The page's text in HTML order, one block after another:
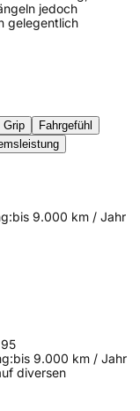
jedoch
gelegentlich
Grip
Fahrgefühl
bis 9.000 km / Jahr
bis 9.000 km / Jahr
diversen